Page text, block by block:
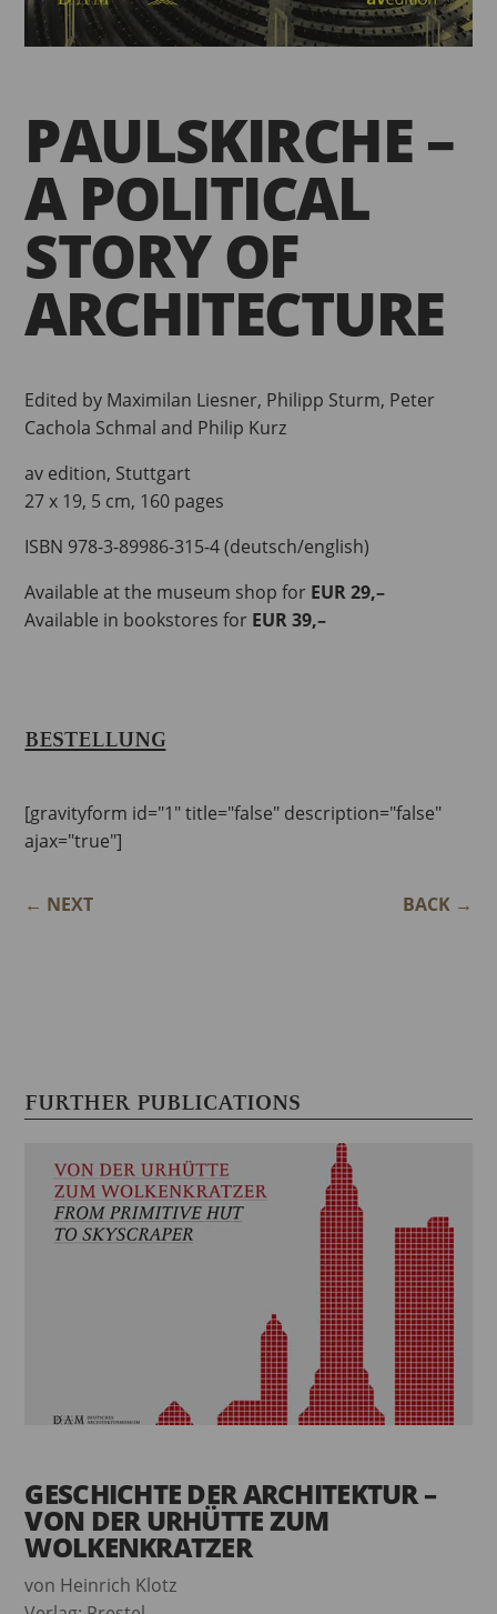
PAULSKIRCHE –
A POLITICAL
STORY OF
ARCHITECTURE
Edited by Maximilan Liesner, Philipp Sturm, Peter
Cachola Schmal and Philip Kurz
av edition, Stuttgart
27 x 19, 5 cm, 160 pages
ISBN 978-3-89986-315-4 (deutsch/english)
Available at the museum shop for EUR 29,–
Available in bookstores for EUR 39,–
BESTELLUNG
[gravityform id="1" title="false" description="false"
ajax="true"]
← NEXT BACK→
FURTHER PUBLICATIONS
GESCHICHTE DER ARCHITEKTUR –
VON DER URHÜTTE ZUM
WOLKENKRATZER
von Heinrich Klotz